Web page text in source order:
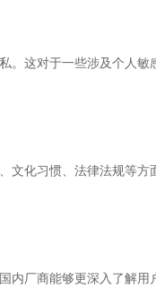
。这对于一些涉及个人敏
文化习惯、法律法规等方
内厂商能够更深入了解